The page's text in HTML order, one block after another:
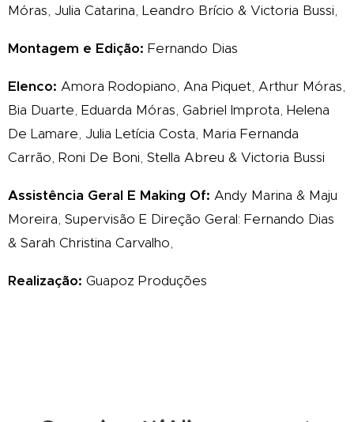
Móras, Julia Catarina, Leandro Brício & Victoria Bussi,
Montagem e Edição: Fernando Dias
Elenco: Amora Rodopiano, Ana Piquet, Arthur Móras,
Bia Duarte, Eduarda Móras, Gabriel Improta, Helena
De Lamare, Julia Letícia Costa, Maria Fernanda
Carrão, Roni De Boni, Stella Abreu & Victoria Bussi
Assistência Geral E Making Of: Andy Marina & Maju
Moreira, Supervisão E Direção Geral: Fernando Dias
& Sarah Christina Carvalho,
Realização: Guapoz Produções